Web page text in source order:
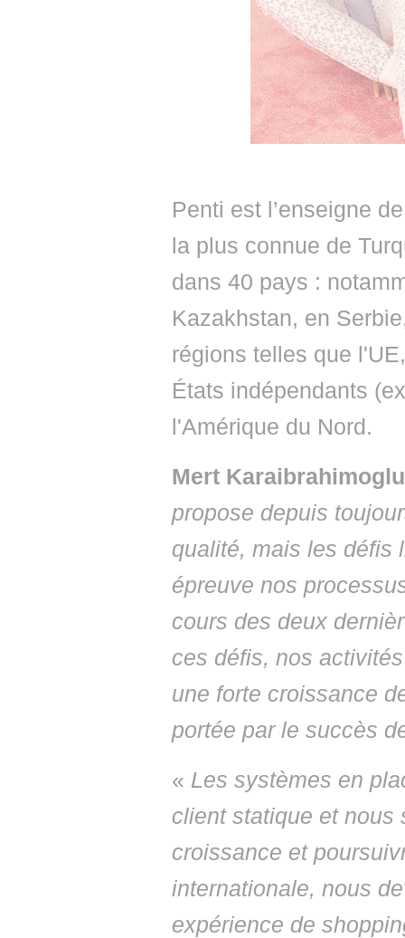
Penti est l’enseigne
la plus connue de
dans 40 pays :
Kazakhstan, en
régions telles que
États indépendants
l'Amérique du Nord.
Mert
propose depuis
qualité, mais les défis
épreuve nos
cours des deux
ces défis, nos
une forte croissance
portée par le succès
« Les systèmes en
client statique et nous
croissance et
internationale, nous
expérience de